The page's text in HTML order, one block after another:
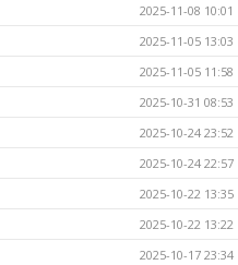
2025-11-08 10:01
2025-11-05 13:03
2025-11-05 11:58
2025-10-31 08:53
2025-10-24 23:52
2025-10-24 22:57
2025-10-22 13:35
2025-10-22 13:22
2025-10-17 23:34